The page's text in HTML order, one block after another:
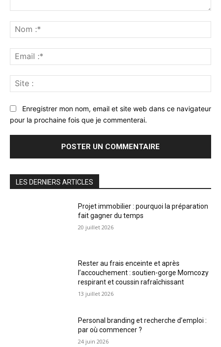
:*
:*
:
Enregistrer mon nom, email et site web dans ce navigateur
pour la prochaine fois que je commenterai.
LES DERNIERS ARTICLES
Projet immobilier : pourquoi la préparation
fait gagner du temps
20 juillet 2026
Rester au frais enceinte et après
l’accouchement : soutien-gorge Momcozy
respirant et coussin rafraîchissant
13 juillet 2026
Personal branding et recherche d’emploi :
par où commencer ?
24 juin 2026